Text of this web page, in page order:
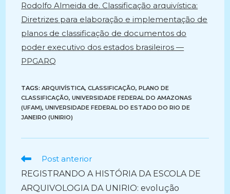
Rodolfo Almeida de. Classificação arquivística:
Diretrizes para elaboração e implementação de
planos de classificação de documentos do
poder executivo dos estados brasileiros —
PPGARQ
TAGS:ARQUIVÍSTICA, CLASSIFICAÇÃO, PLANO DE
CLASSIFICAÇÃO, UNIVERSIDADE FEDERAL DO AMAZONAS
(UFAM), UNIVERSIDADE FEDERAL DO ESTADO DO RIO DE
JANEIRO (UNIRIO)
Ler
artigos
Post anterior
REGISTRANDO A HISTÓRIA DA ESCOLA DE
ARQUIVOLOGIA DA UNIRIO: evolução